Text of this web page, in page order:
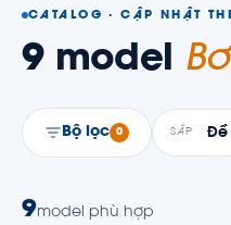
CATALOG · CẬP NHẬT
9model
Bộ lọc 0 SẮP
9model phù hợp